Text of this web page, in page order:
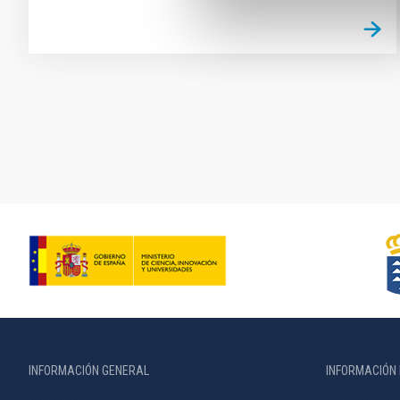
INFORMACIÓN GENERAL INFORMACIÓN